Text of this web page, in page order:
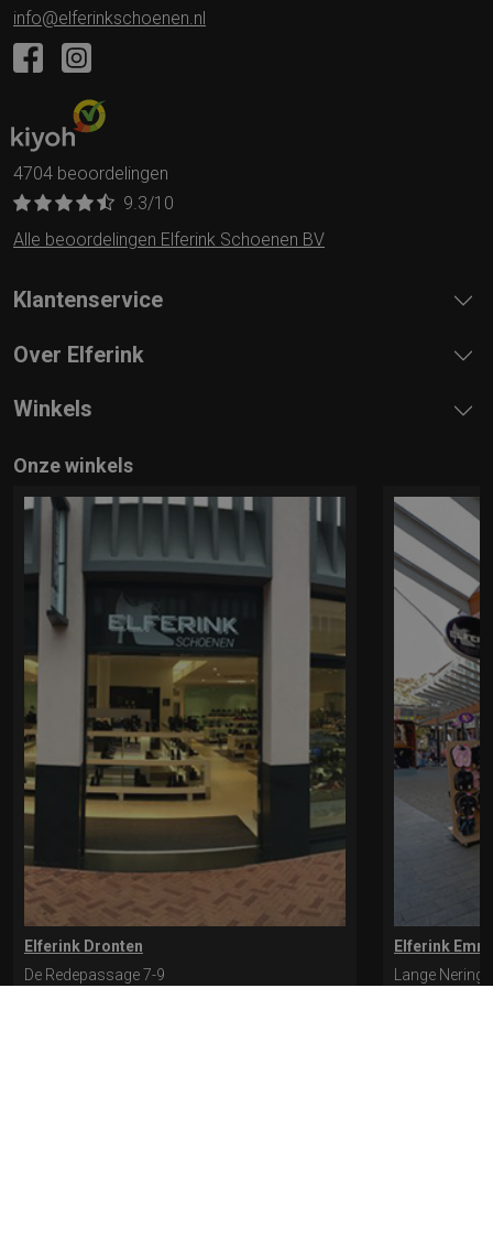
info@elferinkschoenen.nl
4704 beoordelingen
9.3/10
Alle beoordelingen Elferink Schoenen BV
Klantenservice
Over Elferink
Winkels
Onze winkels
Elferink Dronten
De Redepassage 7-9
Elferink
Lange Nering